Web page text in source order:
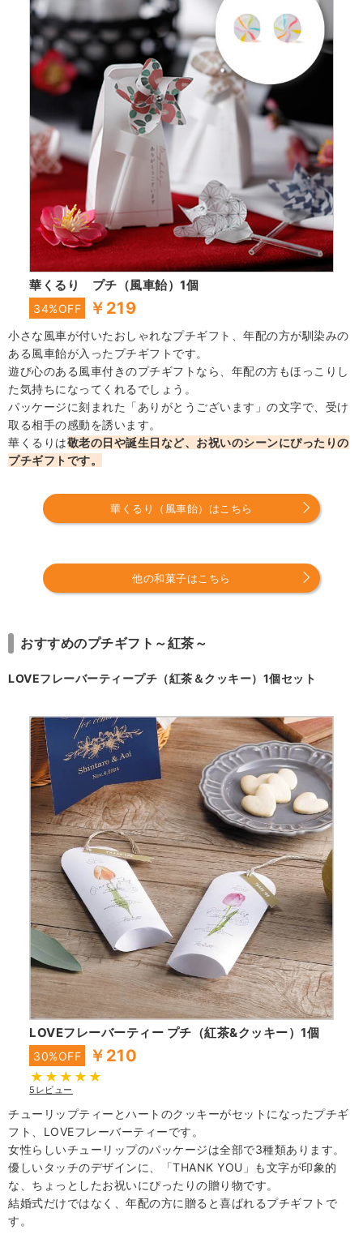
華くるり プチ（風車飴）1個
34%OFF ￥219
小さな風車が付いたおしゃれなプチギフト、年配の方が馴染みの
ある風車飴が入ったプチギフトです。
遊び心のある風車付きのプチギフトなら、年配の方もほっこりし
た気持ちになってくれるでしょう。
パッケージに刻まれた「ありがとうございます」の文字で、受け
取る相手の感動を誘います。
華くるりは敬老の日や誕生日など、お祝いのシーンにぴったりの
プチギフトです。
華くるり（風車飴）はこちら
他の和菓子はこちら
おすすめのプチギフト～紅茶～
LOVEフレーバーティープチ（紅茶＆クッキー）1個セット
LOVEフレーバーティー プチ（紅茶&クッキー）1個
30%OFF ￥210
5レビュー
チューリップティーとハートのクッキーがセットになったプチギ
フト、LOVEフレーバーティーです。
女性らしいチューリップのパッケージは全部で3種類あります。
優しいタッチのデザインに、「THANK YOU」も文字が印象的
な、ちょっとしたお祝いにぴったりの贈り物です。
結婚式だけではなく、年配の方に贈ると喜ばれるプチギフトで
す。